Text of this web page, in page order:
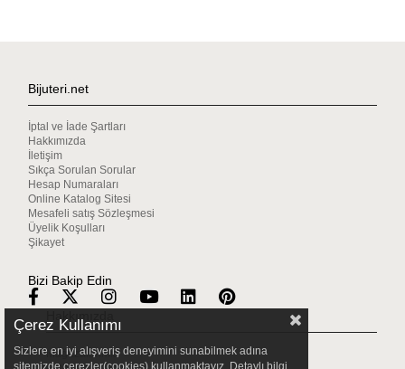
Bijuteri.net
İptal ve İade Şartları
Hakkımızda
İletişim
Sıkça Sorulan Sorular
Hesap Numaraları
Online Katalog Sitesi
Mesafeli satış Sözleşmesi
Üyelik Koşulları
Şikayet
Bizi Bakip Edin
Mağazalarımız
Çerez Kullanımı
Sizlere en iyi alışveriş deneyimini sunabilmek adına
sitemizde çerezler(cookies) kullanmaktayız. Detaylı bilgi